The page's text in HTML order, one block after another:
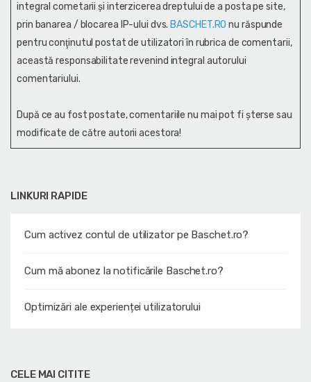
LINKURI RAPIDE
Cum activez contul de utilizator pe Baschet.ro?
Cum mă abonez la notificările Baschet.ro?
Optimizări ale experienței utilizatorului
integral cometarii și interzicerea dreptului de a posta pe site,
prin banarea / blocarea IP-ului dvs.BASCHET.RO nu răspunde
pentru conţinutul postat de utilizatori în rubrica de comentarii,
această responsabilitate revenind integral autorului
comentariului.
După ce au fost postate, comentariile nu mai pot fi șterse sau
modificate de către autorii acestora!
CELE MAI CITITE